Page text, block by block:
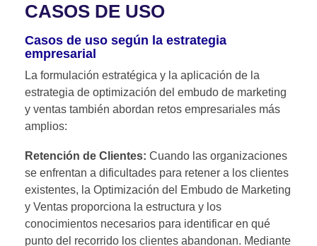
CASOS DE USO
Casos de uso según la estrategia
empresarial
La formulación estratégica y la aplicación de la
estrategia de optimización del embudo de marketing
y ventas también abordan retos empresariales más
amplios:
Retención de Clientes: Cuando las organizaciones
se enfrentan a dificultades para retener a los clientes
existentes, la Optimización del Embudo de Marketing
y Ventas proporciona la estructura y los
conocimientos necesarios para identificar en qué
punto del recorrido los clientes abandonan. Mediante